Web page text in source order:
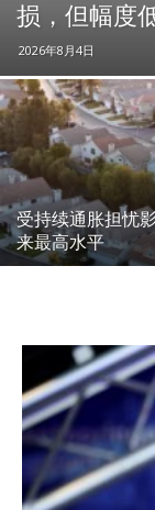
损，但幅度
2026年8月4日
受持续通胀担忧
来最高水平